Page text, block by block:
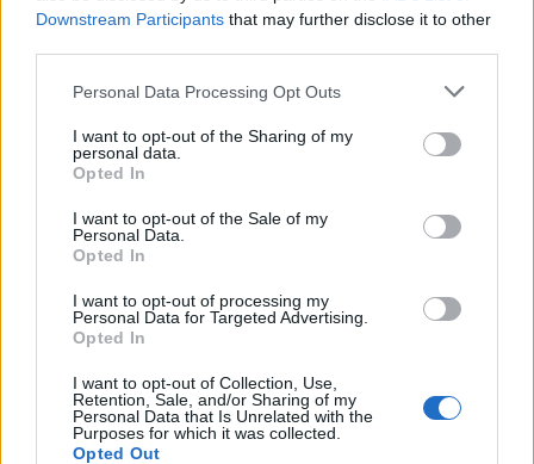
Downstream Participants that may further disclose it to other
Please note that this website/app uses one or more Google
not limited to your visit or usage behaviour. You may click to
grant or deny consent to Google and its third-party tags to
use your data for below specified purposes in below Google
consent section.
Personal Data Processing Opt Outs
I want to opt-out of the Sharing of my
personal data.
Opted In
I want to opt-out of the Sale of my
Personal Data.
Opted In
I want to opt-out of processing my
Personal Data for Targeted Advertising.
Opted In
I want to opt-out of Collection, Use,
Retention, Sale, and/or Sharing of my
Personal Data that Is Unrelated with the
Purposes for which it was collected.
Opted Out
Vincent Kompany punta alla Champions League con il Bayern
Monaco
Francesca Lombardi · 7 Ago 2026
CAMPIONATI E COMPETIZIONI